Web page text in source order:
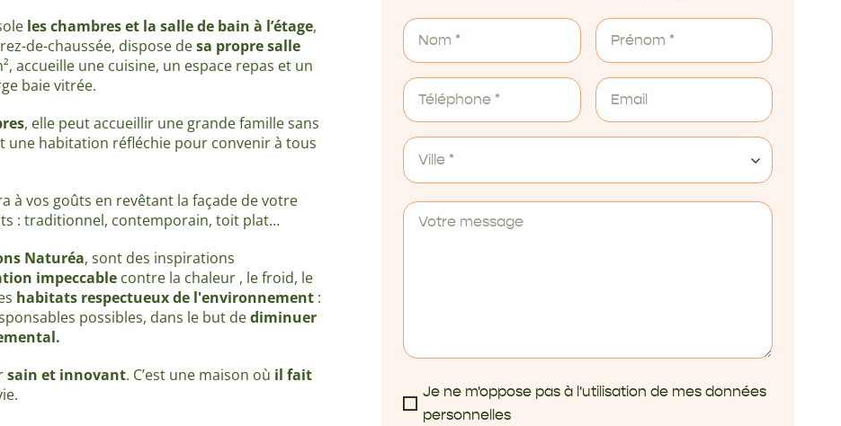
les chambres et la salle de bain à l’étage,
de-chaussée, dispose desa propre salle
accueille une cuisine, un espace repas et un
baie vitrée.
, elle peut accueillir une grande famille sans
une habitation réfléchie pour convenir à tous
à vos goûts en revêtant la façade de votre
: traditionnel, contemporain, toit plat…
Naturéa, sont des inspirations
impeccable contre la chaleur , le froid, le
habitats respectueux de l'environnement :
possibles, dans le but dediminuer
.
sain et innovant. C’est une maison où il fait
Ville *
Je ne m'oppose pas à l'utilisation de mes données
personnelles